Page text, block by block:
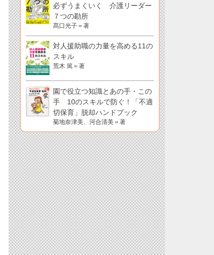
必ずうまくいく 介護リーダー
７つの勘所
髙口光子＝著
対人援助職の力量を高める11の
スキル
荒木 篤＝著
園で役立つ知識とあの手・この
手 10のスキルで防ぐ！「不適
切保育」脱却ハンドブック
菊地奈津美、河合清美＝著